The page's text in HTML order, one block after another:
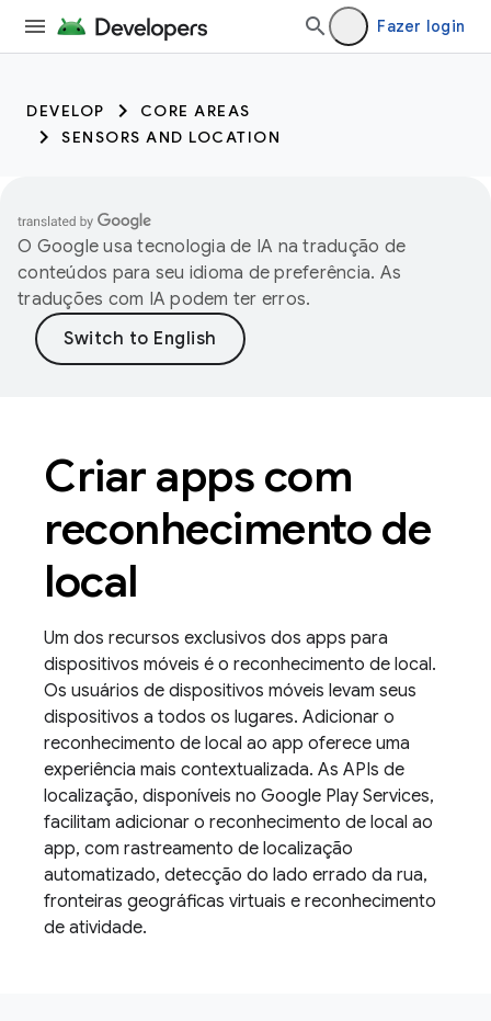
Fazer login
DEVELOP
CORE AREAS
SENSORS AND LOCATION
O Google usa tecnologia de IA na tradução de
conteúdos para seu idioma de preferência. As
traduções com IA podem ter erros.
Criar apps com
reconhecimento de
local
Um dos recursos exclusivos dos apps para
dispositivos móveis é o reconhecimento de local.
Os usuários de dispositivos móveis levam seus
dispositivos a todos os lugares. Adicionar o
reconhecimento de local ao app oferece uma
experiência mais contextualizada. As APIs de
localização, disponíveis no Google Play Services,
facilitam adicionar o reconhecimento de local ao
app, com rastreamento de localização
automatizado, detecção do lado errado da rua,
fronteiras geográficas virtuais e reconhecimento
de atividade.